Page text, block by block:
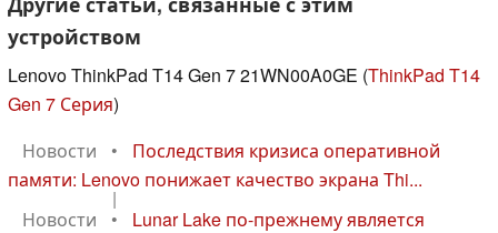
устройством
Lenovo ThinkPad T14 Gen 7 21WN00A0GE (ThinkPad T14
Gen 7 Серия)
Новости
•
Последствия кризиса оперативной
памяти: Lenovo понижает качество экрана Thi...
|
Новости
•
Lunar Lake по-прежнему является